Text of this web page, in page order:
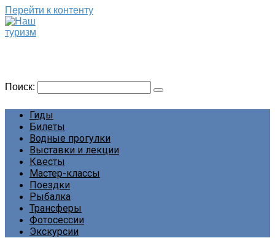
Перейти к контенту
Поиск:
Гиды
Билеты
Водные прогулки
Выставки и лекции
Квесты
Мастер-классы
Поездки
Рыбалка
Трансферы
Фотосессии
Экскурсии